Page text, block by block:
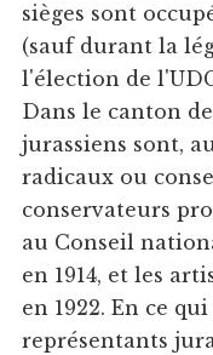
sièges sont
(sauf durant la
l'élection de
Dans le canton
jurassiens sont,
radicaux ou
conservateurs
au Conseil
en 1914, et les
en 1922. En ce
représentants